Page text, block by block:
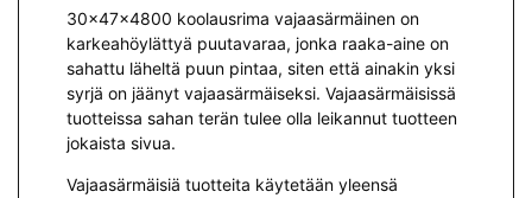
30x47x4800 koolausrima vajaasärmäinen on
karkeahöylättyä puutavaraa, jonka raaka-aine on
sahattu läheltä puun pintaa, siten että ainakin yksi
syrjä on jäänyt vajaasärmäiseksi. Vajaasärmäisissä
tuotteissa sahan terän tulee olla leikannut tuotteen
jokaista sivua.
Vajaasärmäisiä tuotteita käytetään yleensä